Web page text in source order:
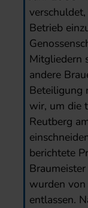
Betrieb
Mitgliedern
andere
Beteiligung
wir, um die
Reutberg
berichtete
wurden
entlassen.